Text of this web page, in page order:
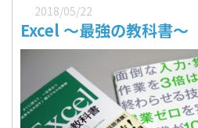
2018/05/22
Excel 〜最強の教科書〜